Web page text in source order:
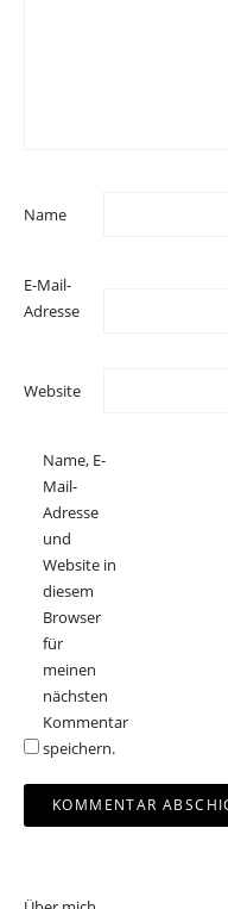
Name
E-Mail-
Adresse
Website
Name, E-
Mail-
Adresse
und
Website in
diesem
Browser
für
meinen
nächsten
Kommentar
speichern.